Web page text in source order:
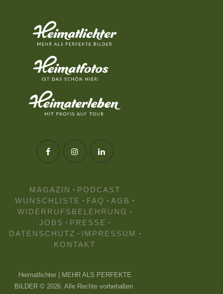
MAGAZIN · PODCAST
WUNSCHLISTE · FAQ · AGB ·
WIDERRUFSBELEHRUNG ·
JOBS · PRESSE ·
DATENSCHUTZ · IMPRESSUM ·
KONTAKT
Heimatlichter | MEHR ALS PERFEKTE
BILDER © 2026. Alle Rechte vorbehalten.